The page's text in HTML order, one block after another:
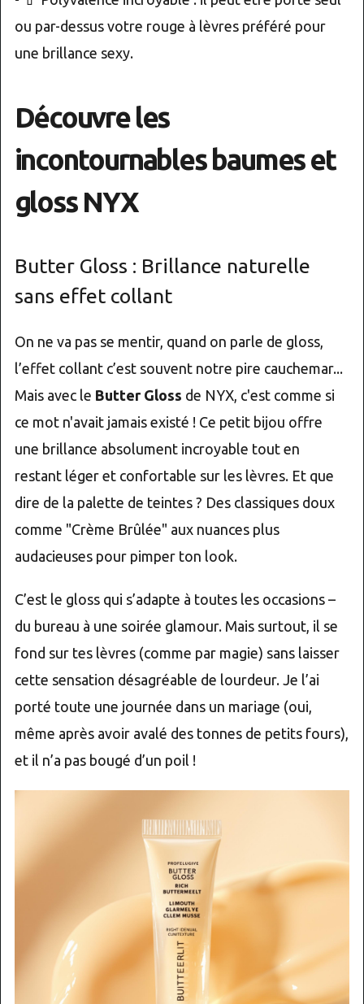
ou par-dessus votre rouge à lèvres préféré pour
une brillance sexy.
Découvre les
incontournables baumes et
gloss NYX
Butter Gloss : Brillance naturelle
sans effet collant
On ne va pas se mentir, quand on parle de gloss,
l’effet collant c’est souvent notre pire cauchemar...
Mais avec le Butter Gloss de NYX, c'est comme si
ce mot n'avait jamais existé ! Ce petit bijou offre
une brillance absolument incroyable tout en
restant léger et confortable sur les lèvres. Et que
dire de la palette de teintes ? Des classiques doux
comme "Crème Brûlée" aux nuances plus
audacieuses pour pimper ton look.
C’est le gloss qui s’adapte à toutes les occasions –
du bureau à une soirée glamour. Mais surtout, il se
fond sur tes lèvres (comme par magie) sans laisser
cette sensation désagréable de lourdeur. Je l’ai
porté toute une journée dans un mariage (oui,
même après avoir avalé des tonnes de petits fours),
et il n’a pas bougé d’un poil !